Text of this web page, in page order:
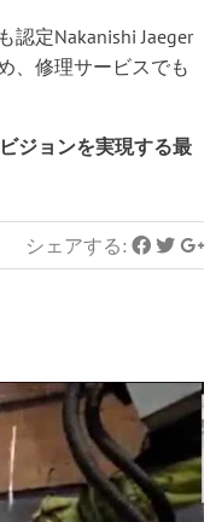
認定Nakanishi Jaeger
、修理サービスでも
ジョンを実現する最
シェアする: